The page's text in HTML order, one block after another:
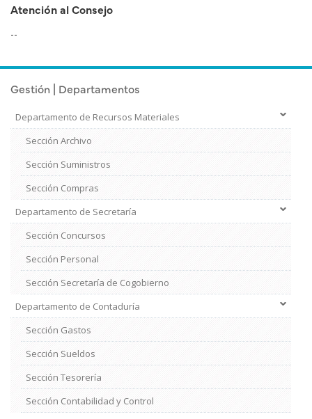
Gestión | Departamentos
Departamento de Recursos Materiales
Sección Archivo
Sección Suministros
Sección Compras
Departamento de Secretaría
Sección Concursos
Sección Personal
Sección Secretaría de Cogobierno
Departamento de Contaduría
Sección Gastos
Sección Sueldos
Sección Tesorería
Sección Contabilidad y Control
Atención al Consejo
--